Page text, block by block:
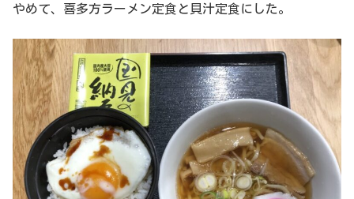
やめて、喜多方ラーメン定食と貝汁定食にした。